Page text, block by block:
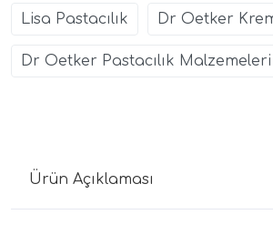
Lisa Pastacılık Dr Oetker
Dr Oetker Pastacılık Malzemeleri
Ürün Açıklaması